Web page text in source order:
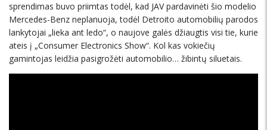
sprendimas buvo priimtas todėl, kad JAV pardavinėti šio modelio
Mercedes-Benz neplanuoja, todėl Detroito automobilių parodos
lankytojai „lieka ant ledo“, o naujove galės džiaugtis visi tie, kurie
ateis į „Consumer Electronics Show“. Kol kas vokiečių
gamintojas leidžia pasigrožėti automobilio… žibintų siluetais.